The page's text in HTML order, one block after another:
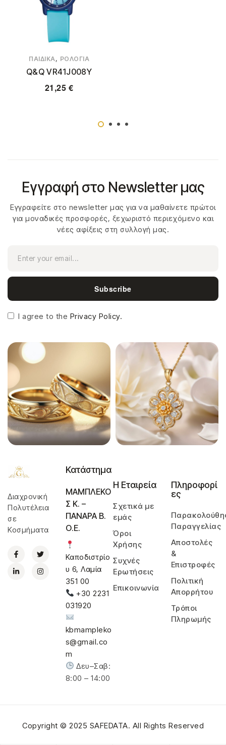
ΠΑΙΔΙΚΆ, ΡΟΛΌΓΙΑ
Q&Q VR41J008Y
21,25 €
Εγγραφή στο Newsletter μας
Εγγραφείτε στο newsletter μας για να μαθαίνετε πρώτοι
για μοναδικές προσφορές, ξεχωριστό περιεχόμενο και
νέες αφίξεις στη συλλογή μας.
Subscribe
I agree to the Privacy Policy.
Διαχρονική
Πολυτέλεια
σε
Κοσμήματα
Η Εταιρεία
Σχετικά με
εμάς
Όροι
Χρήσης
Συχνές
Ερωτήσεις
Επικοινωνία
Πληροφορί
ες
Παραγγελίας
Αποστολές
&
Επιστροφές
Πολιτική
Απορρήτου
Τρόποι
Πληρωμής
Κατάστημα
ΜΑΜΠΛΕΚΟ
Σ Κ. –
ΠΑΝΑΡΑ Β.
Ο.Ε.
Καποδιστρίο
υ 6, Λαμία
351 00
+30 2231
031920
kbmampleko
s@gmail.co
m
Δευ–Σαβ:
8:00 – 14:00
Copyright © 2025 SAFEDATA. All Rights Reserved